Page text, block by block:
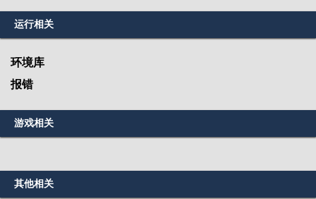
运行相关
环境库
报错
游戏相关
其他相关